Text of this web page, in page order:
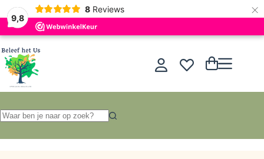
9,8
8 Reviews ×
Ga
naar
de
inhoud
Winkelwagen
resultaten